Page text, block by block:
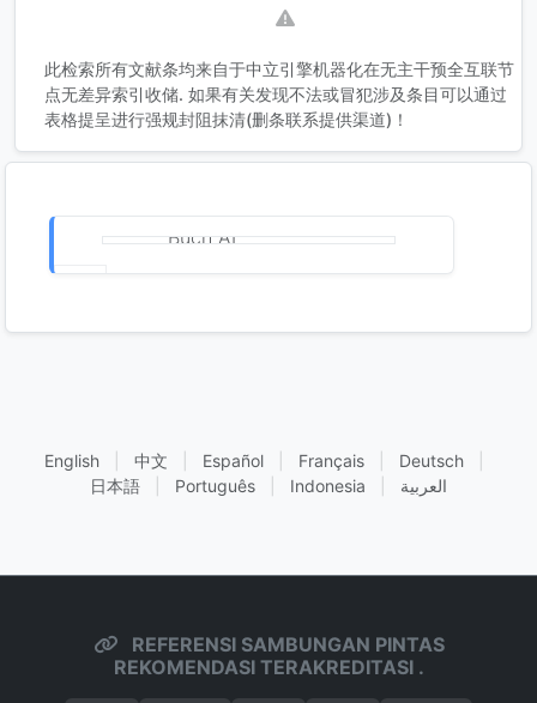
此检索所有文献条均来自于中立引擎机器化在无主干预全互联节
点无差异索引收储. 如果有关发现不法或冒犯涉及条目可以通过
表格提呈进行强规封阻抹清(删条联系提供渠道)！
"Buch AI"
English 中文 Español Français Deutsch
日本語
Português Indonesia العربية
REFERENSI SAMBUNGAN PINTAS
REKOMENDASI TERAKREDITASI .